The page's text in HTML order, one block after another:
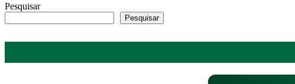
Pesquisar
Pesquisar